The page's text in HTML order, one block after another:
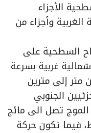
الأجزاء
وأجزاء من
السطحية على
غربية بسرعة
متر إلى مترين
الجنوبي
تصل الى مائج
فيما تكون حركة